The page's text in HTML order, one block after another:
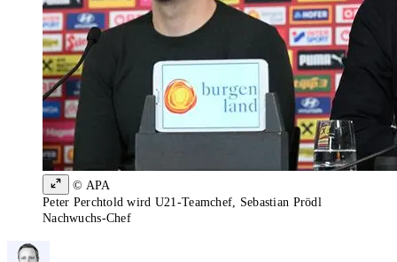
© APA
Peter Perchtold wird U21-Teamchef, Sebastian Prödl
Nachwuchs-Chef